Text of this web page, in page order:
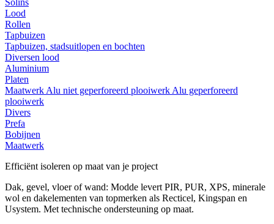
Solins
Lood
Rollen
Tapbuizen
Tapbuizen, stadsuitlopen en bochten
Diversen lood
Aluminium
Platen
Maatwerk Alu niet geperforeerd plooiwerk Alu geperforeerd
plooiwerk
Divers
Prefa
Bobijnen
Maatwerk
Efficiënt isoleren op maat van je project
Dak, gevel, vloer of wand: Modde levert PIR, PUR, XPS, minerale
wol en dakelementen van topmerken als Recticel, Kingspan en
Usystem. Met technische ondersteuning op maat.